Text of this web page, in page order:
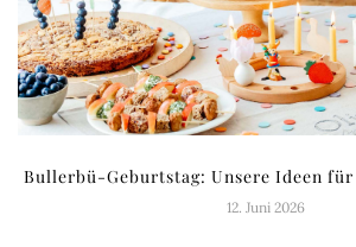
Bullerbü-Geburtstag: Unsere Ideen
12. Juni 2026